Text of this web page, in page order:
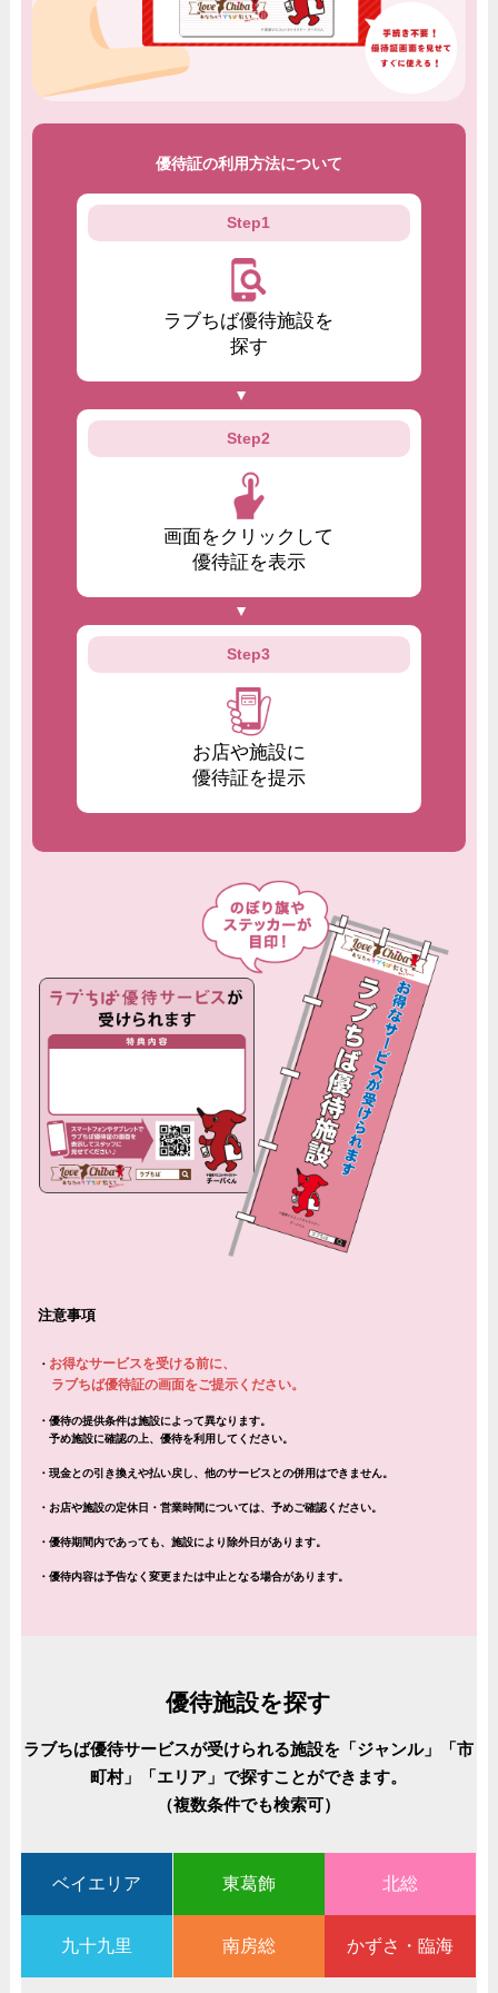
優待証の利用方法について
Step1
ラブちば優待施設を
探す
Step2
画面をクリックして
優待証を表示
Step3
お店や施設に
優待証を提示
注意事項
・ お得なサービスを受ける前に、
ラブちば優待証の画面をご提示ください。
・ 優待の提供条件は施設によって異なります。
予め施設に確認の上、優待を利用してください。
・現金との引き換えや払い戻し、他のサービスとの併用はできません。
・お店や施設の定休日・営業時間については、予めご確認ください。
・優待期間内であっても、施設により除外日があります。
・優待内容は予告なく変更または中止となる場合があります。
優待施設を探す
ラブちば優待サービスが受けられる施設を「ジャンル」「市
町村」「エリア」で探すことができます。
（複数条件でも検索可）
ベイエリア 東葛飾 北総
九十九里 南房総 かずさ・臨海